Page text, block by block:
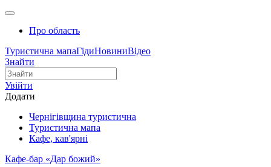
Про область
Туристична мапаГідиНовиниВідео
Знайти
Увійти
Додати
Чернігівщина туристична
Туристична мапа
Кафе, кав'ярні
Кафе-бар «Дар божий»